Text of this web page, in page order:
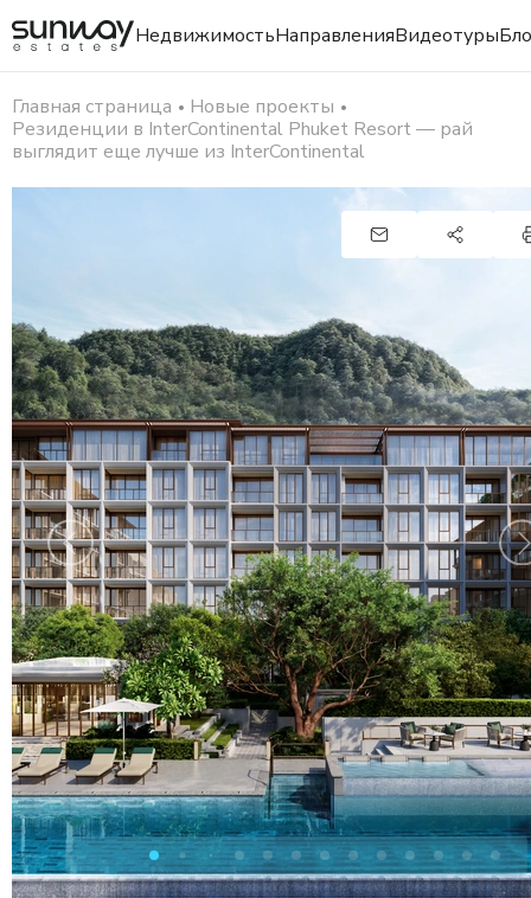
НедвижимостьНаправленияВидеотуры
Главная страница
Новые проекты
Резиденции в InterContinental Phuket Resort — рай
выглядит еще лучше из InterContinental